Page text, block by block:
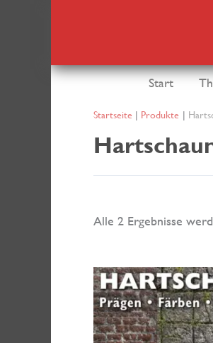
Start
Startseite Produkte
Alle 2 Ergebnisse